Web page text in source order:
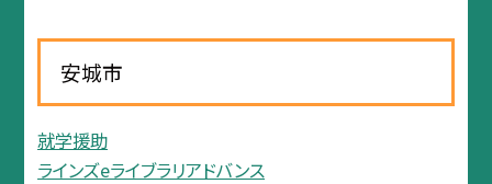
安城市
就学援助
ラインズeライブラリアドバンス